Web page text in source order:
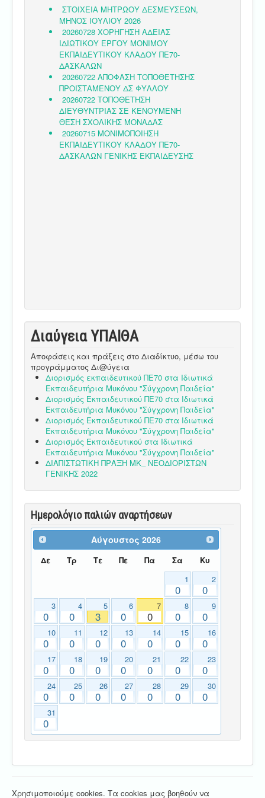
Διαύγεια ΥΠΑΙΘA
Αποφάσεις και πράξεις στο Διαδίκτυο, μέσω του
προγράμματος Δι@ύγεια
Διορισμός εκπαιδευτικού ΠΕ70 στα Ιδιωτικά
Εκπαιδευτήρια Μυκόνου "Σύγχρονη Παιδεία"
Διορισμός Εκπαιδευτικού ΠΕ70 στα Ιδιωτικά
Εκπαιδευτήρια Μυκόνου "Σύγχρονη Παιδεία"
Διορισμός Εκπαιδευτικού ΠΕ70 στα Ιδιωτικά
Εκπαιδευτήρια Μυκόνου "Σύγχρονη Παιδεία"
Διορισμός Εκπαιδευτικού στα Ιδιωτικά
Εκπαιδευτήρια Μυκόνου "Σύγχρονη Παιδεία"
ΔΙΑΠΙΣΤΩΤΙΚΗ ΠΡΑΞΗ ΜΚ_ ΝΕΟΔΙΟΡΙΣΤΩΝ
ΓΕΝΙΚΗΣ 2022
Ημερολόγιο παλιών αναρτήσεων
Αύγουστος 2026
Δε Τρ Τε Πε Πα Σα Κυ
1
0
2
0
3
0
4
0
5
3
6
0
7
0
8
0
9
0
10
0
11
0
12
0
13
0
14
0
15
0
16
0
17
0
18
0
19
0
20
0
21
0
22
0
23
0
24
0
25
0
26
0
27
0
28
0
29
0
30
0
31
0
Χρησιμοποιούμε cookies. Τα cookies μας βοηθούν να